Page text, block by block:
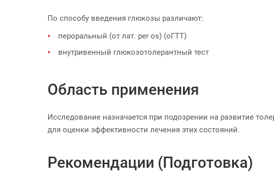
По способу введения глюкозы различают:
пероральный (от лат. per os) (оГТТ)
внутривенный глюкозотолерантный тест
Область применения
Исследование назначается при подозрении на развитие
для оценки эффективности лечения этих состояний.
Рекомендации (Подготовка)